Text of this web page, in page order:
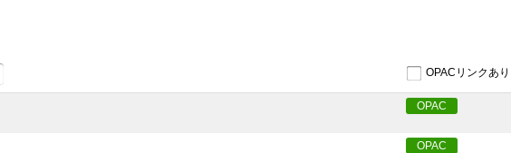
OPACリンクあり
OPAC
OPAC